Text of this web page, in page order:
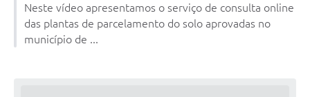
Neste vídeo apresentamos o serviço de consulta online
das plantas de parcelamento do solo aprovadas no
município de ...